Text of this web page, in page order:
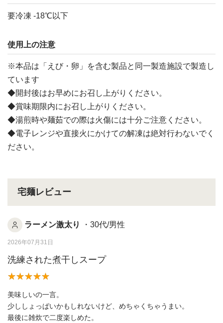
要冷凍 -18℃以下
使用上の注意
※本品は「えび・卵」を含む製品と同一製造施設で製造し
ています
◆開封後はお早めにお召し上がりください。
◆賞味期限内にお召し上がりください。
◆湯煎時や麺茹での際は火傷には十分ご注意ください。
◆電子レンジや直接火にかけての解凍は絶対行わないでく
ださい。
宅麺レビュー
ラーメン激太り ・30代/男性
2026年07月31日
洗練された煮干しスープ
美味しいの一言。
少ししょっぱいかもしれないけど、めちゃくちゃうまい。
最後に雑炊で二度楽しめた。